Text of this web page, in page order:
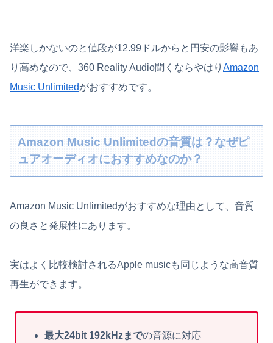
洋楽しかないのと値段が12.99ドルからと円安の影響もあ
り高めなので、360 Reality Audio聞くならやはり Amazon
Music Unlimitedがおすすめです。
Amazon Music Unlimitedの音質は？なぜピ
ュアオーディオにおすすめなのか？
Amazon Music Unlimitedがおすすめな理由として、音質
の良さと発展性にあります。
実はよく比較検討されるApple musicも同じような高音質
再生ができます。
最大24bit 192kHzまでの音源に対応